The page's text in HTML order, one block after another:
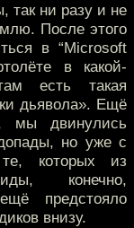
так ни разу и не
После этого
в “Microsoft
в какой-
есть такая
дьявола». Ещё
мы двинулись
но уже с
которых из
конечно,
предстояло
внизу.